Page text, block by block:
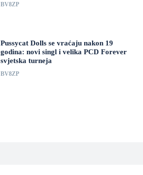
BV8ZP
Pussycat Dolls se vraćaju nakon 19
godina: novi singl i velika PCD Forever
svjetska turneja
BV8ZP